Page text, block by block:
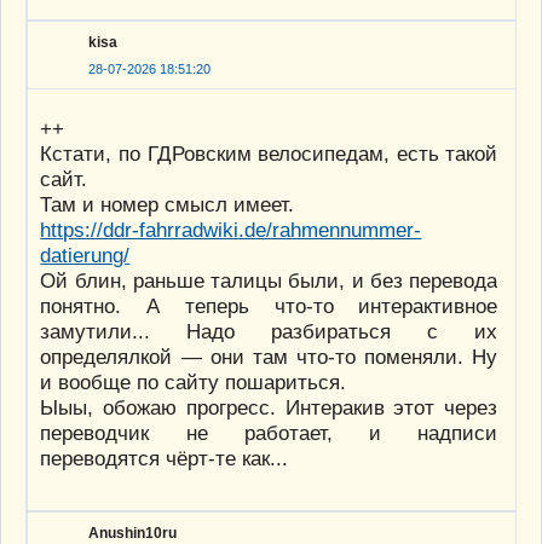
kisa
28-07-2026 18:51:20
++
Кстати, по ГДРовским велосипедам, есть такой
сайт.
Там и номер смысл имеет.
https://ddr-fahrradwiki.de/rahmennummer-
datierung/
Ой блин, раньше талицы были, и без перевода
понятно. А теперь что-то интерактивное
замутили... Надо разбираться с их
определялкой — они там что-то поменяли. Ну
и вообще по сайту пошариться.
Ыыы, обожаю прогресс. Интеракив этот через
переводчик не работает, и надписи
переводятся чёрт-те как...
Anushin10ru